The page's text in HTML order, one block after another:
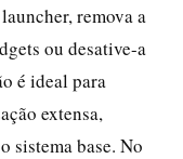
remova a
ou desative-a
é ideal para
extensa,
sistema base. No